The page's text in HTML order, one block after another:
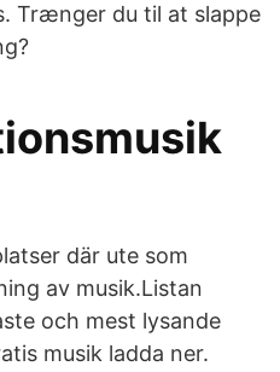
Trænger du til at slappe
där ute som
av musik.Listan
och mest lysande
musik ladda ner.